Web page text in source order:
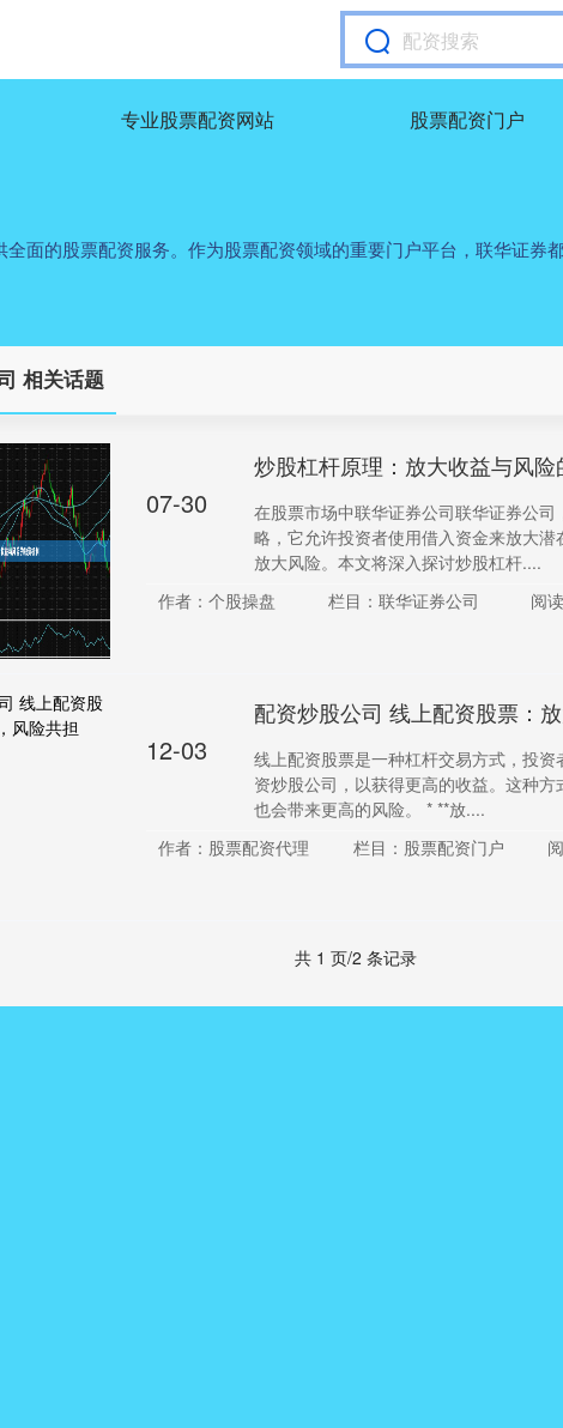
专业股票配资网站 股票配资门户
面的股票配资服务。作为股票配资领域的重要门户平台，联华证券
相关话题
07-30
炒股杠杆原理：放大收益与风险
在股票市场中联华证券公司联华证券公
略，它允许投资者使用借入资金来放大
放大风险。本文将深入探讨炒股杠杆....
作者：个股操盘
栏目：联华证券公司 阅
12-03
配资炒股公司 线上配资股票：
线上配资股票是一种杠杆交易方式，投
资炒股公司，以获得更高的收益。这种
也会带来更高的风险。 * **放....
作者：股票配资代理
栏目：股票配资门户
共 1 页/2 条记录